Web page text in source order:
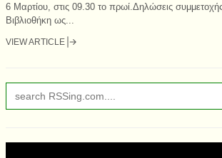
6 Μαρτίου, στις 09.30 το πρωί.Δηλώσεις
Βιβλιοθήκη ως...
VIEW ARTICLE